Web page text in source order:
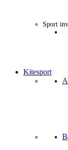
Sport
Kitesport